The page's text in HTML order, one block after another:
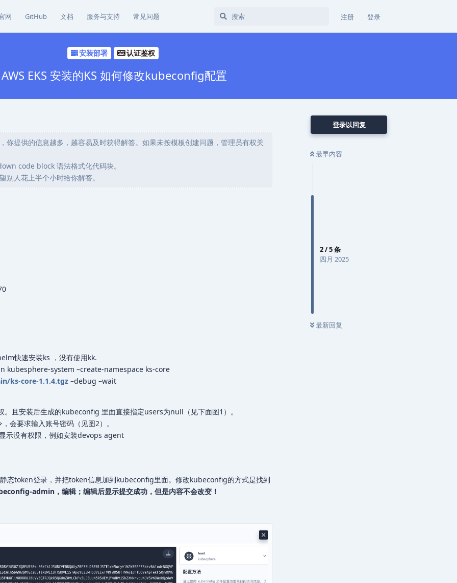
网 GitHub 文档 服务与支持 常见问题 注册 登录
安装部署 认证鉴权
AWS EKS 安装的KS 如何修改kubeconfig配置
登录以回复
最早内容
2/5条
四月 2025
最新回复
你提供的信息越多，越容易及时获得解答。如果未按模板创建问题，管理员有权关
code block 语法格式化代码块。
别人花上半个小时给你解答。
快速安装ks ，没有使用kk.
kubesphere-system –create-namespace ks-core
ks-core-1.1.4.tgz –debug –wait
。且安装后生成的kubeconfig 里面直接指定users为null（见下面图1）。
会要求输入账号密码（见图2）。
示没有权限，例如安装devops agent
态token登录，并把token信息加到kubeconfig里面。修改kubeconfig的方式是找到
admin，编辑；编辑后显示提交成功，但是内容不会改变！